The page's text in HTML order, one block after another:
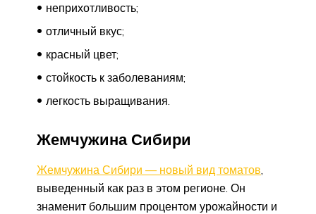
неприхотливость;
отличный вкус;
красный цвет;
стойкость к заболеваниям;
легкость выращивания.
Жемчужина Сибири
Жемчужина Сибири — новый вид томатов
выведенный как раз в этом регионе. Он
знаменит большим процентом урожайности и